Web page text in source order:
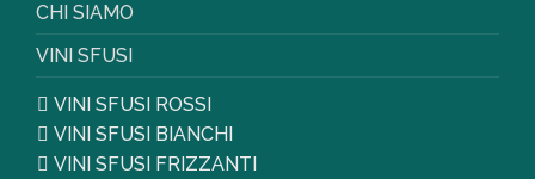
CHI SIAMO
VINI SFUSI
VINI SFUSI ROSSI
VINI SFUSI BIANCHI
VINI SFUSI FRIZZANTI